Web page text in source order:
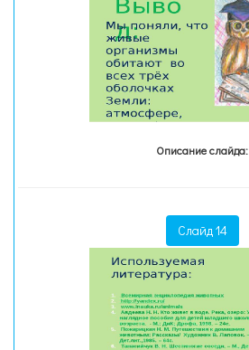
Описание слайда:
Слайд 14